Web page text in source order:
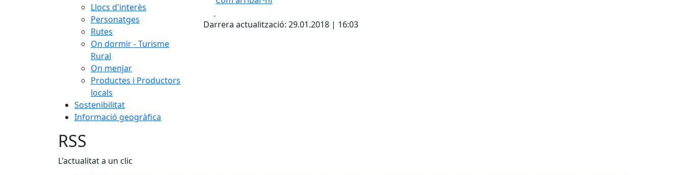
Llocs d'interès
Personatges
Rutes
On dormir - Turisme
Rural
On menjar
Productes i Productors
locals
Sostenibilitat
Informació geogràfica
+
Darrera actualització: 29.01.2018 | 16:03
RSS
L'actualitat a un clic